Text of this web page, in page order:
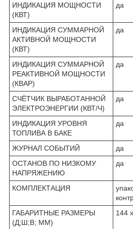
ИНДИКАЦИЯ МОЩНОСТИ
(КВТ)
да
ИНДИКАЦИЯ СУММАРНОЙ
АКТИВНОЙ МОЩНОСТИ
(КВТ)
да
ИНДИКАЦИЯ СУММАРНОЙ
РЕАКТИВНОЙ МОЩНОСТИ
(КВАР)
да
СЧЁТЧИК ВЫРАБОТАННОЙ
ЭЛЕКТРОЭНЕРГИИ (КВТ/Ч)
да
ИНДИКАЦИЯ УРОВНЯ
ТОПЛИВА В БАКЕ
да
ЖУРНАЛ СОБЫТИЙ
да
ОСТАНОВ ПО НИЗКОМУ
НАПРЯЖЕНИЮ
да
КОМПЛЕКТАЦИЯ
ГАБАРИТНЫЕ РАЗМЕРЫ
(Д;Ш;В; ММ)
144